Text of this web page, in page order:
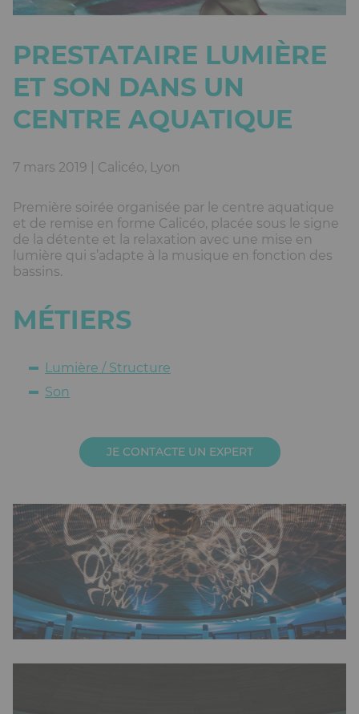
PRESTATAIRE LUMIÈRE
ET SON DANS UN
CENTRE AQUATIQUE
7 mars 2019 | Calicéo, Lyon
Première soirée organisée par le centre aquatique
et de remise en forme Calicéo, placée sous le signe
de la détente et la relaxation avec une mise en
lumière qui s’adapte à la musique en fonction des
bassins.
MÉTIERS
Lumière / Structure
Son
JE CONTACTE UN EXPERT